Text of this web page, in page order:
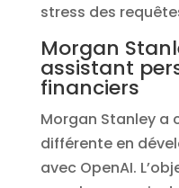
stress des
Morgan
assistant
financiers
Morgan Stanley a
différente en
avec OpenAI.